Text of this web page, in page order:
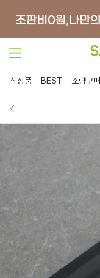
신상품 BEST 소량구매